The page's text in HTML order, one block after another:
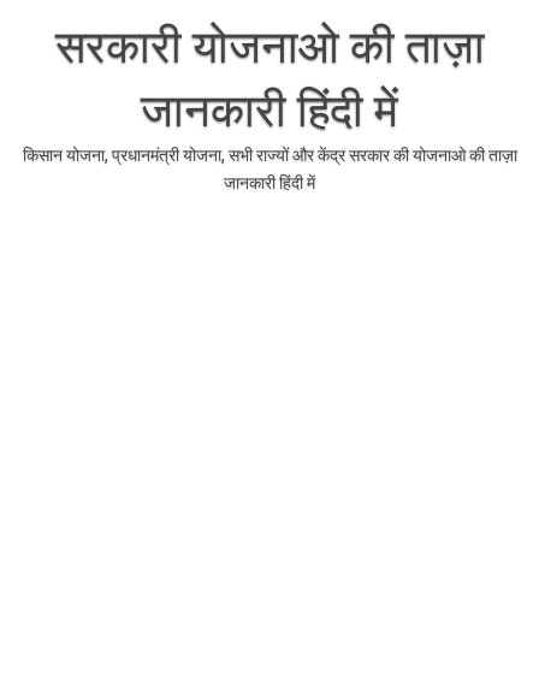
contentसरकारी योजनाओ की ताज़ा
जानकारी हिंदी में
किसान योजना, प्रधानमंत्री योजना, सभी राज्यों और केंद्र सरकार की योजनाओ की ताज़ा
जानकारी हिंदी में